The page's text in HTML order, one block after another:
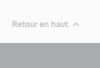
Retour en haut 